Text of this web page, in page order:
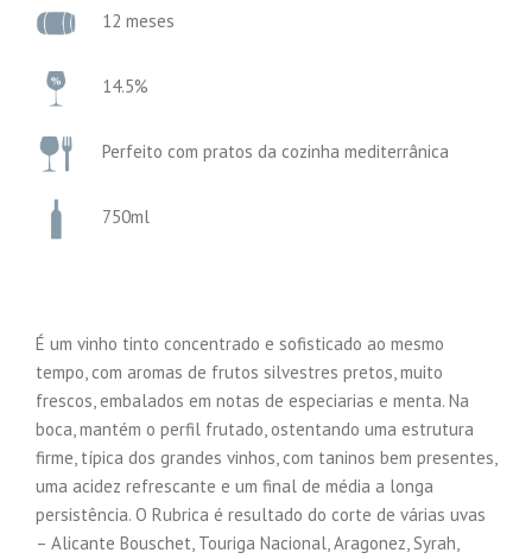
12 meses
14.5%
Perfeito com pratos da cozinha mediterrânica
750ml
É um vinho tinto concentrado e sofisticado ao mesmo
tempo, com aromas de frutos silvestres pretos, muito
frescos, embalados em notas de especiarias e menta. Na
boca, mantém o perfil frutado, ostentando uma estrutura
firme, típica dos grandes vinhos, com taninos bem presentes,
uma acidez refrescante e um final de média a longa
persistência. O Rubrica é resultado do corte de várias uvas
– Alicante Bouschet, Touriga Nacional, Aragonez, Syrah,